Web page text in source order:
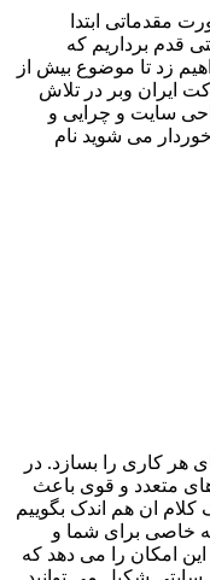
مقدماتی ابتدا
قدم برداریم که
زد تا موضوع بیش از
ایران وبر در تلاش
سایت و چرایی و
می شوید نام
هر کاری را بسازد. در
های متعدد و قوی باعث
ان هم اندک بگوییم
خاصی برای شما و
امکان را می دهد که